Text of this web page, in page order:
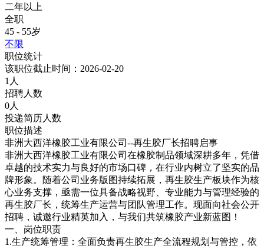
二年以上
全职
45 - 55岁
不限
职位统计
该职位截止时间：2026-02-20
1人
招聘人数
0人
投递简历人数
职位描述
非洲大西洋橡胶工业有限公司--再生胶厂长招聘启事
非洲大西洋橡胶工业有限公司在橡胶制品领域深耕多年，凭借
卓越的技术实力与良好的市场口碑，在行业内树立了坚实的品
牌形象。随着公司业务版图持续拓展，再生胶生产板块作为核
心业务支撑，亟需一位具备战略视野、专业能力与管理经验的
再生胶厂长，统筹生产运营与团队管理工作。现面向社会公开
招聘，诚邀行业精英加入，与我们共筑橡胶产业新蓝图！
一、岗位职责
1.生产统筹管理：全面负责再生胶生产全流程规划与管控，依